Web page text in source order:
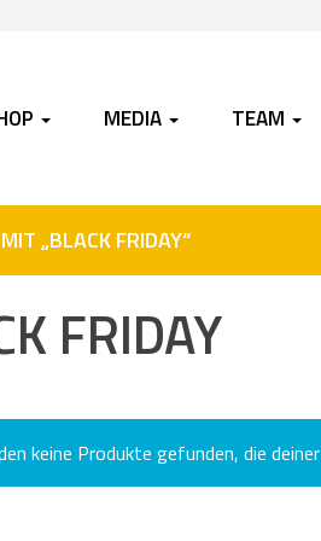
MEDIA TEAM
„BLACK FRIDAY“
FRIDAY
keine Produkte gefunden, die